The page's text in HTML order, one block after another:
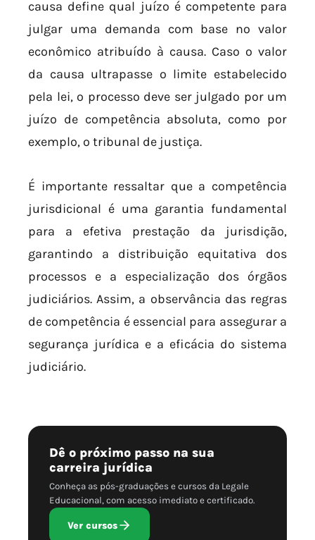
causa define qual juízo é competente para
julgar uma demanda com base no valor
econômico atribuído à causa. Caso o valor
da causa ultrapasse o limite estabelecido
pela lei, o processo deve ser julgado por um
juízo de competência absoluta, como por
exemplo, o tribunal de justiça.
É importante ressaltar que a competência
jurisdicional é uma garantia fundamental
para a efetiva prestação da jurisdição,
garantindo a distribuição equitativa dos
processos e a especialização dos órgãos
judiciários. Assim, a observância das regras
de competência é essencial para assegurar a
segurança jurídica e a eficácia do sistema
judiciário.
Dê o próximo passo na sua
carreira jurídica
Conheça as pós-graduações e cursos da Legale
Educacional, com acesso imediato e certificado.
Ver cursos